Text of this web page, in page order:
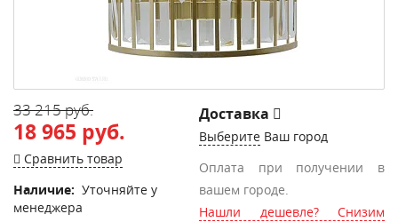
33 215 руб.
18 965 руб.
Сравнить товар
Наличие: Уточняйте у
менеджера
Доставка
Выберите Ваш город
Оплата при получении в
вашем городе.
Нашли дешевле? Снизим